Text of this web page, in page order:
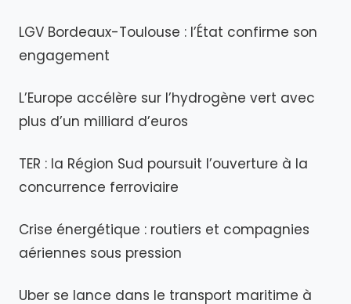
LGV Bordeaux-Toulouse : l’État confirme son
engagement
L’Europe accélère sur l’hydrogène vert avec
plus d’un milliard d’euros
TER : la Région Sud poursuit l’ouverture à la
concurrence ferroviaire
Crise énergétique : routiers et compagnies
aériennes sous pression
Uber se lance dans le transport maritime à